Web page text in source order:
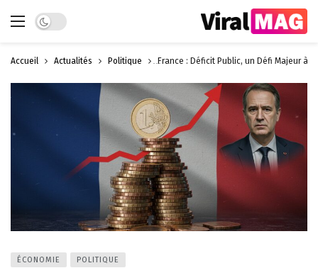
Dark mode
Accueil Actualités Politique France : Déficit Public, un Défi Majeur à
ÉCONOMIE POLITIQUE